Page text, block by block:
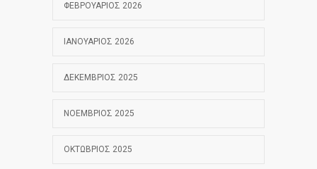
ΦΕΒΡΟΥΆΡΙΟΣ 2026
ΙΑΝΟΥΆΡΙΟΣ 2026
ΔΕΚΈΜΒΡΙΟΣ 2025
ΝΟΈΜΒΡΙΟΣ 2025
ΟΚΤΏΒΡΙΟΣ 2025